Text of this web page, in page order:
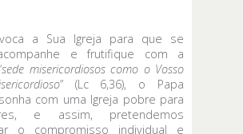
a Sua Igreja para que se
e frutifique com a
sede misericordiosos como o Vosso
” (Lc 6,36), o Papa
com uma Igreja pobre para
e assim, pretendemos
o compromisso individual e